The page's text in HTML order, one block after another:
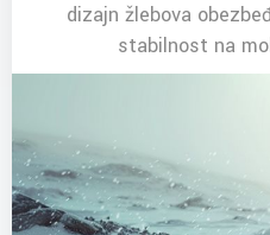
dizajn žlebova
stabilnost na